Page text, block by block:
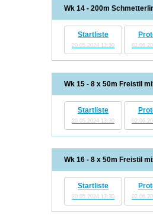
Wk 14 - 200m
Startliste
20.05.2024 13:30
Wk 15 - 8 x 50m Freistil
Startliste
20.05.2024 13:30
Wk 16 - 8 x 50m Freistil
Startliste
20.05.2024 13:30